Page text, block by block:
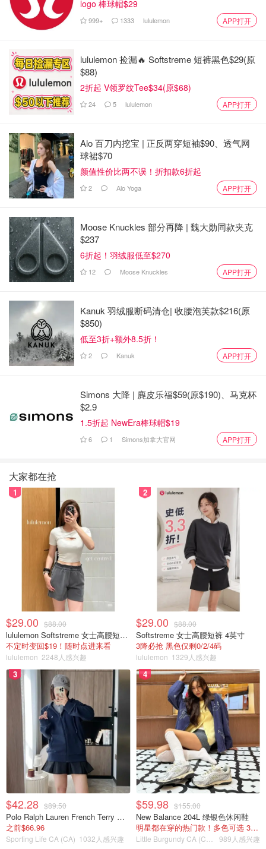
两个比较经典的说。
季节性的杨梅多多，和一直的流行款 椰椰芒芒。
杨梅果肉！下面白点的圆珠珠是爆爆蛋，据说是杨梅汁口
味，因为整杯都是杨梅味道，所以爆爆蛋的味道被盖住了。
logo 棒球帽$29
999+ 1333 lululemon APP打开
lululemon 捡漏🔥 Softstreme 短裤黑色$29(原
$88)
2折起 V领罗纹Tee$34(原$68)
24 5 lululemon APP打开
Alo 百刀内挖宝 | 正反两穿短袖$90、透气网
球裙$70
颜值性价比两不误！折扣款6折起
2 Alo Yoga APP打开
Moose Knuckles 部分再降 | 魏大勋同款夹克
$237
6折起！羽绒服低至$270
12 Moose Knuckles APP打开
Kanuk 羽绒服断码清仓| 收腰泡芙款$216(原
$850)
低至3折+额外8.5折！
2 Kanuk APP打开
Simons 大降 | 麂皮乐福$59(原$190)、马克杯
$2.9
1.5折起 NewEra棒球帽$19
6 1 Simons加拿大官网 APP打开
大家都在抢
1
$29.00 $88.00
lululemon Softstreme 女士高腰短裤 10cm
不定时变回$19！随时点进来看
lululemon 2248人感兴趣
2
$29.00 $88.00
Softstreme 女士高腰短裤 4英寸
3降必抢 黑色仅剩0/2/4码
lululemon 1329人感兴趣
3
$42.28 $89.50
Polo Ralph Lauren French Terry 女童连帽卫衣 7-16码
之前$66.96
Sporting Life CA (CA) 1032人感兴趣
4
$59.98 $155.00
New Balance 204L 绿银色休闲鞋
明星都在穿的热门款！多色可选 3.8折
989人感兴趣